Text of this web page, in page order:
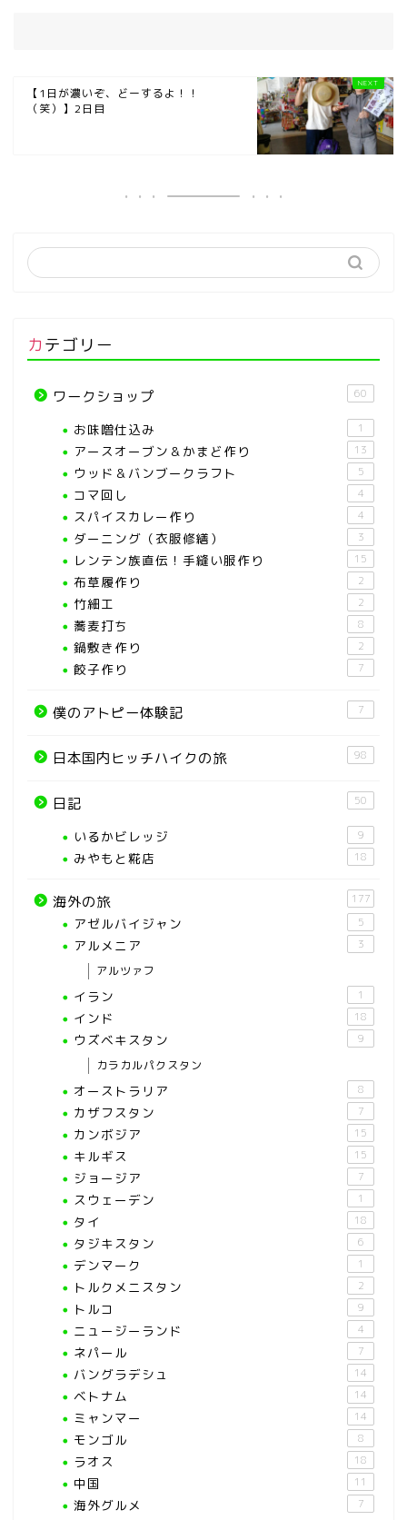
【1日が濃いぞ、どーするよ！！
（笑）】2日目
カテゴリー
ワークショップ 60
お味噌仕込み 1
アースオーブン＆かまど作り 13
ウッド＆バンブークラフト 5
コマ回し 4
スパイスカレー作り 4
ダーニング（衣服修繕） 3
レンテン族直伝！手縫い服作り 15
布草履作り 2
竹細工 2
蕎麦打ち 8
鍋敷き作り 2
餃子作り 7
僕のアトピー体験記 7
日本国内ヒッチハイクの旅 98
日記 50
いるかビレッジ 9
みやもと糀店 18
海外の旅 177
アゼルバイジャン 5
アルメニア 3
アルツァフ
イラン 1
インド 18
ウズベキスタン 9
カラカルパクスタン
オーストラリア 8
カザフスタン 7
カンボジア 15
キルギス 15
ジョージア 7
スウェーデン 1
タイ 18
タジキスタン 6
デンマーク 1
トルクメニスタン 2
トルコ 9
ニュージーランド 4
ネパール 7
バングラデシュ 14
ベトナム 14
ミャンマー 14
モンゴル 8
ラオス 18
中国 11
海外グルメ 7